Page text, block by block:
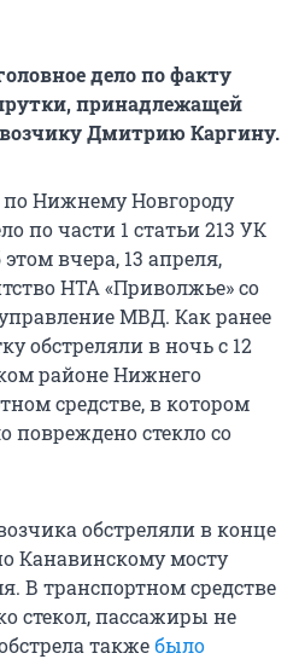
дело по факту
принадлежащей
Дмитрию Каргину.
Нижнему Новгороду
по части 1 статьи 213 УК
вчера, 13 апреля,
НТА «Приволжье» со
МВД. Как ранее
обстреляли в ночь с 12
районе Нижнего
средстве, в котором
повреждено стекло со
обстреляли в конце
Канавинскому мосту
В транспортном средстве
стекол, пассажиры не
такжебыло